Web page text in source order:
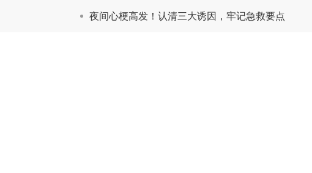
夜间心梗高发！认清三大诱因，牢记急救要点